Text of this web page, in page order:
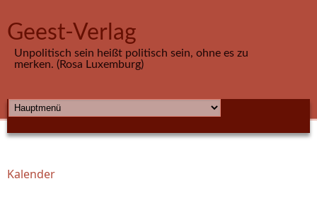
Geest-Verlag
Unpolitisch sein heißt politisch sein, ohne es zu
merken. (Rosa Luxemburg)
HAUPTMENÜ
Sie sind hier
Kalender